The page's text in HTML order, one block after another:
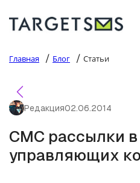
Главная / Блог / Статьи
Редакция02.06.2014
СМС рассылки в
управляющих